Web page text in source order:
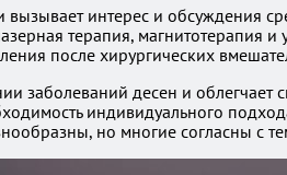
интерес и обсуждения
терапия, магнитотерапия
после хирургических
заболеваний десен и
индивидуального
но многие согласны с